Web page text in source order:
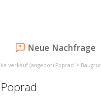
Neue Nachfrage
verkauf (angebot) Poprad >